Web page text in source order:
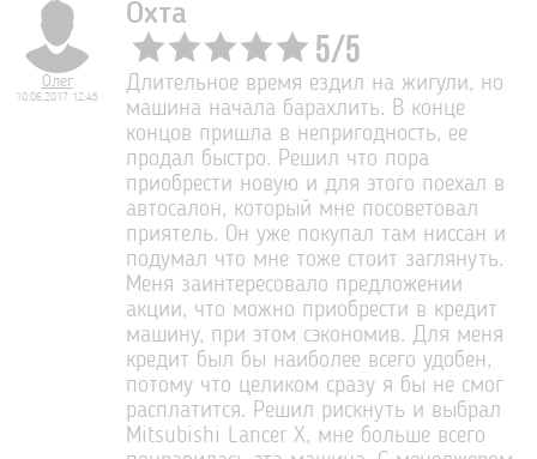
Олег
10.06.2017 12:45
Охта
5/5
Длительное время ездил на жигули, но
машина начала барахлить. В конце
концов пришла в непригодность, ее
продал быстро. Решил что пора
приобрести новую и для этого поехал в
автосалон, который мне посоветовал
приятель. Он уже покупал там ниссан и
подумал что мне тоже стоит заглянуть.
Меня заинтересовало предложении
акции, что можно приобрести в кредит
машину, при этом сэкономив. Для меня
кредит был бы наиболее всего удобен,
потому что целиком сразу я бы не смог
расплатится. Решил рискнуть и выбрал
Mitsubishi Lancer X, мне больше всего